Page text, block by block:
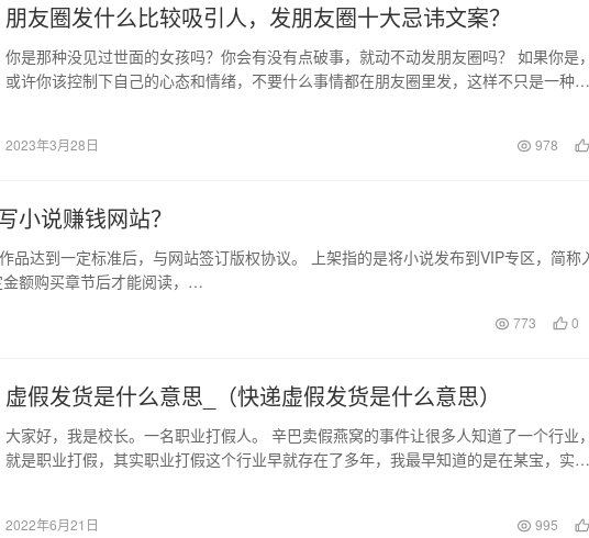
朋友圈发什么比较吸引人，发朋友圈十大忌讳文案？
你是那种没见过世面的女孩吗？你会有没有点破事，就动不动发朋友圈吗？ 如果你是，
或许你该控制下自己的心态和情绪，不要什么事情都在朋友圈里发，这样不只是一种幼
2023年3月28日 978
小说赚钱网站？
达到一定标准后，与网站签订版权协议。 上架指的是将小说发布到VIP专区，简称
额购买章节后才能阅读，…
773 0
虚假发货是什么意思_（快递虚假发货是什么意思）
大家好，我是校长。一名职业打假人。 辛巴卖假燕窝的事件让很多人知道了一个行业，
就是职业打假，其实职业打假这个行业早就存在了多年，我最早知道的是在某宝，实际
2022年6月21日 995